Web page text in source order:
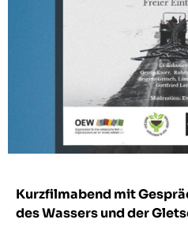
Kurzfilmabend mit
des Wassers und der